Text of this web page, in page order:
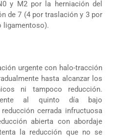
y M2 por la herniación del
de 7 (4 por traslación y 3 por
ligamentoso).
urgente con halo-tracción
hasta alcanzar los
ni tampoco reducción.
al quinto día bajo
cerrada infructuosa
abierta con abordaje
la reducción que no se